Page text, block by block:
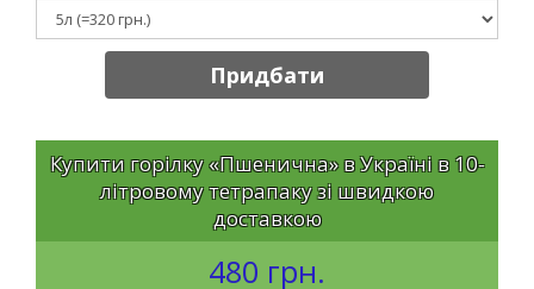
Придбати
Купити горілку «Пшенична» в Україні в 10-
літровому тетрапаку зі швидкою
доставкою
480 грн.